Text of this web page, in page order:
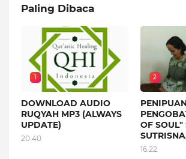
Paling Dibaca
1
DOWNLOAD AUDIO
RUQYAH MP3 (ALWAYS
UPDATE)
20.40
2
OF SOUL"
16.22